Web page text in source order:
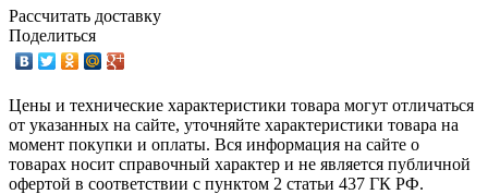
Рассчитать доставку
Поделиться
Цены и технические характеристики товара могут отличаться
от указанных на сайте, уточняйте характеристики товара на
момент покупки и оплаты. Вся информация на сайте о
товарах носит справочный характер и не является публичной
офертой в соответствии с пунктом 2 статьи 437 ГК РФ.